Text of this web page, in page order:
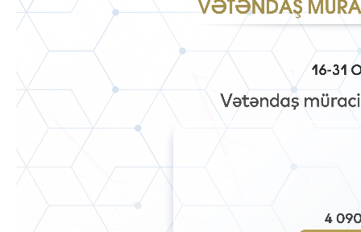
Siyasi
Geosiyasi
İqtisadi
Sosioloji
Araşdırma
Multimedia
vəsaitlərin